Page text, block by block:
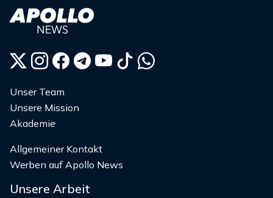
Unser Team
Unsere Mission
Akademie
Allgemeiner Kontakt
Werben auf Apollo News
Unsere Arbeit